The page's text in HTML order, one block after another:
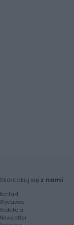
Skontakuj się z nami
Kontakt
Wydawca
Redakcja
Newsletter